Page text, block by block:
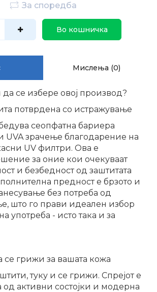
За споредба
Во кошничка
Мислења (0)
се избере овој производ?
потврдена со истражување
сеопфатна бариера
UVA зрачење благодарение на
UV филтри. Ова е
за оние кои очекуваат
и безбедност од заштитата
предност е брзото и
без потреба од
што го прави идеален избор
употреба - исто така и за
се грижи за вашата кожа
туку и се грижи. Спрејот е
од активни состојки и модерна